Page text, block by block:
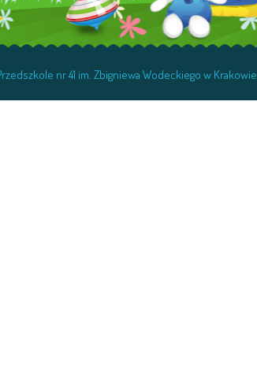
nr 41 im. Zbigniewa Wodeckiego w Krakowie